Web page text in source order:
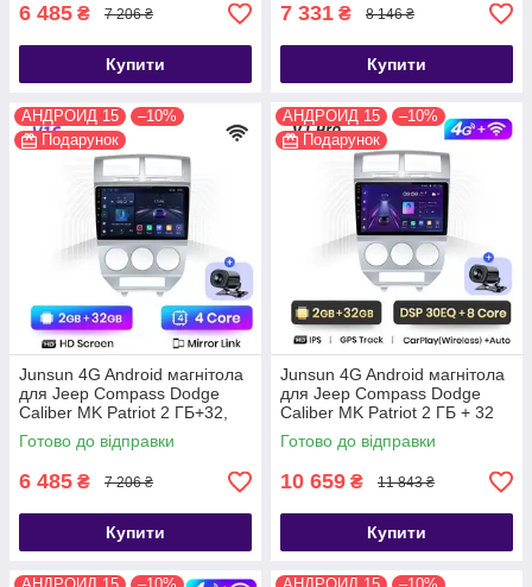
6 485 ₴ 7 206 ₴
Купити
7 331 ₴ 8 146 ₴
Купити
АНДРОИД 15
–10%
Подарунок
Junsun 4G Android магнітола
для Jeep Compass Dodge
Caliber MK Patriot 2 ГБ+32,
2006-10 тип В
Готово до відправки
6 485 ₴ 7 206 ₴
Купити
АНДРОИД 15
–10%
Подарунок
Junsun 4G Android магнітола
для Jeep Compass Dodge
Caliber MK Patriot 2 ГБ + 32
4G 2006-10 тип В
Готово до відправки
10 659 ₴ 11 843 ₴
Купити